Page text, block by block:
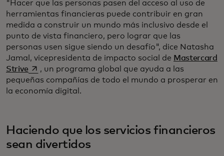
"Hacer que las personas pasen del acceso al uso de
herramientas financieras puede contribuir en gran
medida a construir un mundo más inclusivo desde el
punto de vista financiero, pero lograr que las
personas usen sigue siendo un desafío", dice Natasha
Jamal, vicepresidenta de impacto social de Mastercard
Strive se abre en una pestaña nueva
, un programa global que ayuda a las
pequeñas compañías de todo el mundo a prosperar en
la economía digital.
Haciendo que los servicios financieros
sean divertidos